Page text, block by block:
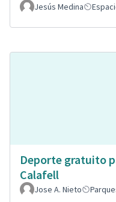
Jesús Medina
Deporte gratuito
Calafell
Jose A. Nieto